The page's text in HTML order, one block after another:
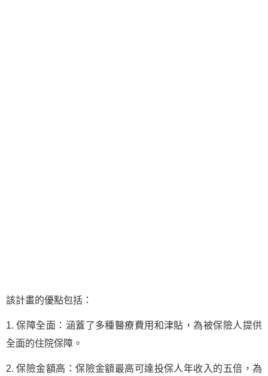
該計畫的優點包括：
1. 保障全面：涵蓋了多種醫療費用和津貼，為被保險人提供
全面的住院保障。
2. 保險金額高：保險金額最高可達投保人年收入的五倍，為